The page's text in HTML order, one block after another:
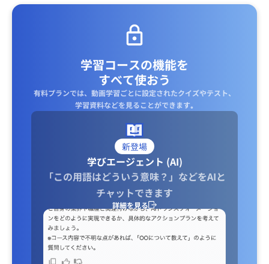
学習コースの機能を
すべて使おう
有料プランでは、動画学習ごとに設定されたクイズやテスト、
学習資料などを見ることができます｡
新登場
学びエージェント (AI)
「この用語はどういう意味？」などをAIと
チャットできます
詳細を見る